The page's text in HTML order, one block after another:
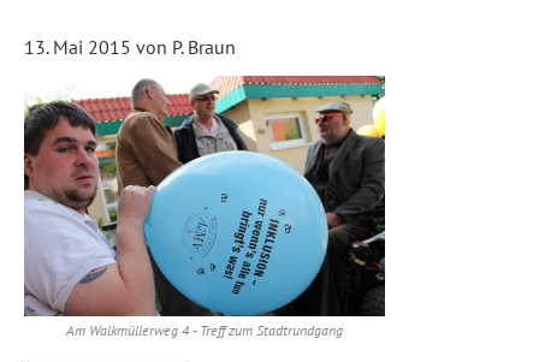
13. Mai 2015 von P. Braun
Am Walkmüllerweg 4 - Treff zum Stadtrundgang